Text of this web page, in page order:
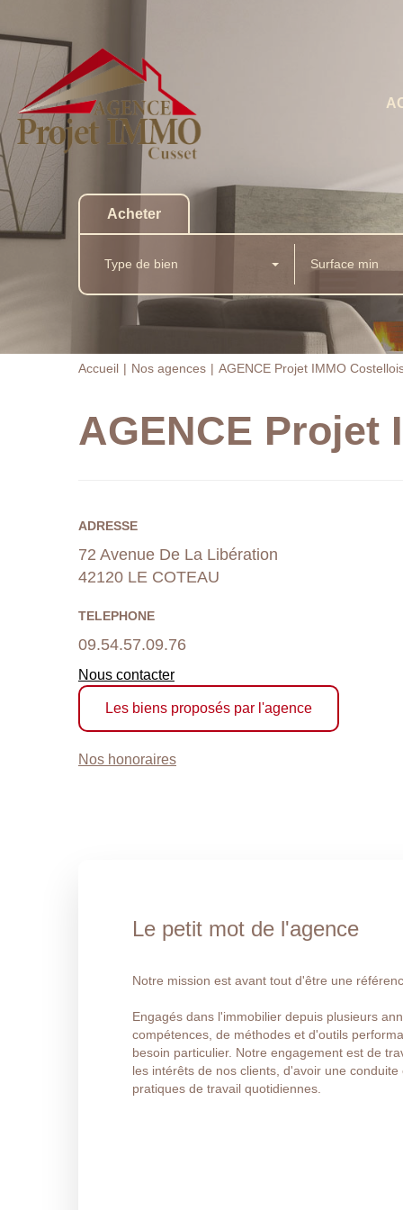
Acheter
Type de bien
Accueil Nos agences AGENCE Projet IMMO
AGENCE Projet
ADRESSE
72 Avenue De La Libération
42120 LE COTEAU
TELEPHONE
09.54.57.09.76
Nous contacter
Les biens proposés par l'agence
Nos honoraires
Le petit mot de l'agence
Notre mission est avant tout d'être une
Engagés dans l'immobilier depuis plusieurs
compétences, de méthodes et d'outils
besoin particulier. Notre engagement est de
les intérêts de nos clients, d'avoir une
pratiques de travail quotidiennes.